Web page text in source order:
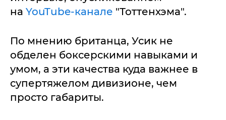
на YouTube-канале "Тоттенхэма".
По мнению британца, Усик не
обделен боксерскими навыками и
умом, а эти качества куда важнее в
супертяжелом дивизионе, чем
просто габариты.